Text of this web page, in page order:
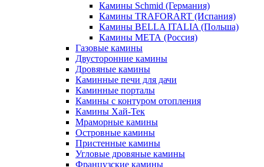
Камины Schmid (Германия)
Камины TRAFORART (Испания)
Камины BELLA ITALIA (Польша)
Камины МЕТА (Россия)
Газовые камины
Двусторонние камины
Дровяные камины
Каминные печи для дачи
Каминные порталы
Камины с контуром отопления
Камины Хай-Тек
Мраморные камины
Островные камины
Пристенные камины
Угловые дровяные камины
Французские камины